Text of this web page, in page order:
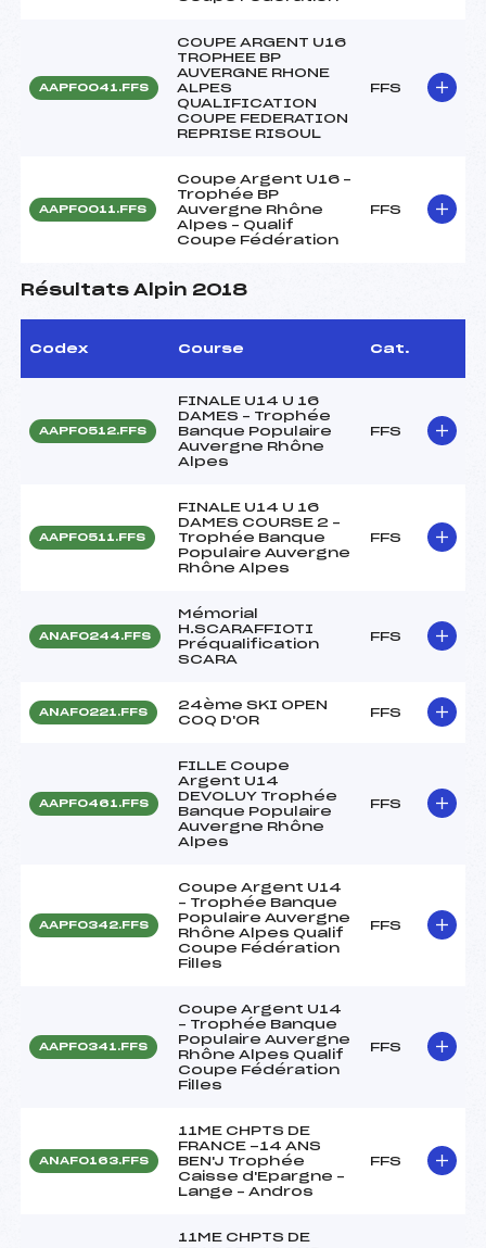
AAPF0041.FFS
COUPE ARGENT U16
TROPHEE BP
AUVERGNE RHONE
ALPES
QUALIFICATION
COUPE FEDERATION
REPRISE RISOUL
FFS
AAPF0011.FFS
Coupe Argent U16 –
Trophée BP
Auvergne Rhône
Alpes – Qualif
Coupe Fédération
FFS
Résultats Alpin 2018
Codex Course Cat.
AAPF0512.FFS
FINALE U14 U 16
DAMES – Trophée
Banque Populaire
Auvergne Rhône
Alpes
FFS
AAPF0511.FFS
FINALE U14 U 16
DAMES COURSE 2 –
Trophée Banque
Populaire Auvergne
Rhône Alpes
FFS
ANAF0244.FFS
Mémorial
H.SCARAFFIOTI
Préqualification
SCARA
FFS
ANAF0221.FFS
24ème SKI OPEN
COQ D'OR
FFS
AAPF0461.FFS
FILLE Coupe
Argent U14
DEVOLUY Trophée
Banque Populaire
Auvergne Rhône
Alpes
FFS
AAPF0342.FFS
Coupe Argent U14
– Trophée Banque
Populaire Auvergne
Rhône Alpes Qualif
Coupe Fédération
Filles
FFS
AAPF0341.FFS
Coupe Argent U14
– Trophée Banque
Populaire Auvergne
Rhône Alpes Qualif
Coupe Fédération
Filles
FFS
ANAF0163.FFS
11ME CHPTS DE
FRANCE -14 ANS
BEN'J Trophée
Caisse d'Epargne –
Lange – Andros
FFS
11ME CHPTS DE